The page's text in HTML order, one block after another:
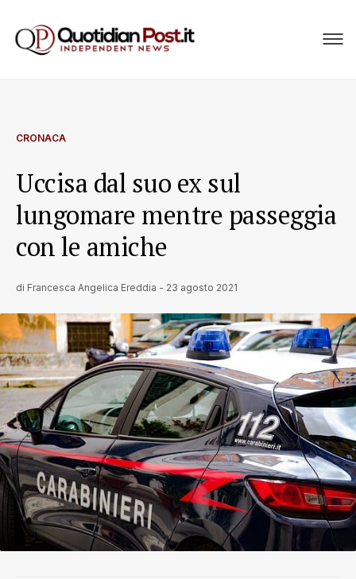
CRONACA
Uccisa dal suo ex sul
lungomare mentre passeggia
con le amiche
di Francesca Angelica Ereddia - 23 agosto 2021